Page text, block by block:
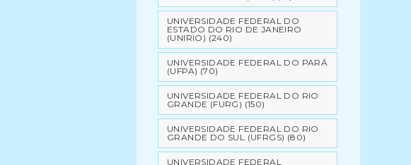
UNIVERSIDADE FEDERAL DO
ESTADO DO RIO DE JANEIRO
(UNIRIO) (240)
UNIVERSIDADE FEDERAL DO PARÁ
(UFPA) (70)
UNIVERSIDADE FEDERAL DO RIO
GRANDE (FURG) (150)
UNIVERSIDADE FEDERAL DO RIO
GRANDE DO SUL (UFRGS) (80)
UNIVERSIDADE FEDERAL